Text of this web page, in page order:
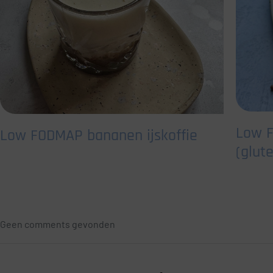
Low FODMAP bananen ijskoffie
Low
Geen comments gevonden